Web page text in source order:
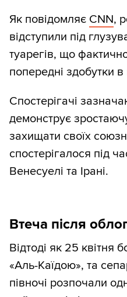
Як повідомляє CNN,
відступили під
туарегів, що
попередні здобутки в
Спостерігачі
демонструє
захищати своїх
спостерігалося під
Венесуелі та Ірані.
Втеча після
Відтоді як 25 квітня
«Аль-Каїдою», та
півночі розпочали